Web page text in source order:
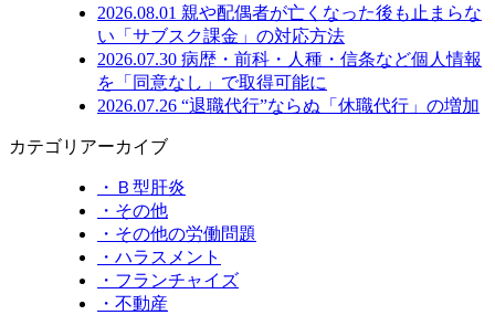
2026.08.01 親や配偶者が亡くなった後も止まらな
い「サブスク課金」の対応方法
2026.07.30 病歴・前科・人種・信条など個人情報
を「同意なし」で取得可能に
2026.07.26 “退職代行”ならぬ「休職代行」の増加
カテゴリアーカイブ
・Ｂ型肝炎
・その他
・その他の労働問題
・ハラスメント
・フランチャイズ
・不動産